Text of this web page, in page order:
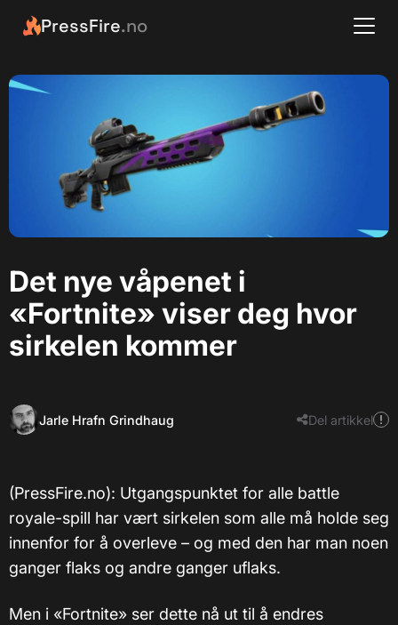
PressFire.no
Det nye våpenet i
«Fortnite» viser deg hvor
sirkelen kommer
Jarle Hrafn Grindhaug Del artikkel
(PressFire.no): Utgangspunktet for alle battle
royale-spill har vært sirkelen som alle må holde seg
innenfor for å overleve – og med den har man noen
ganger flaks og andre ganger uflaks.
Men i «Fortnite» ser dette nå ut til å endres